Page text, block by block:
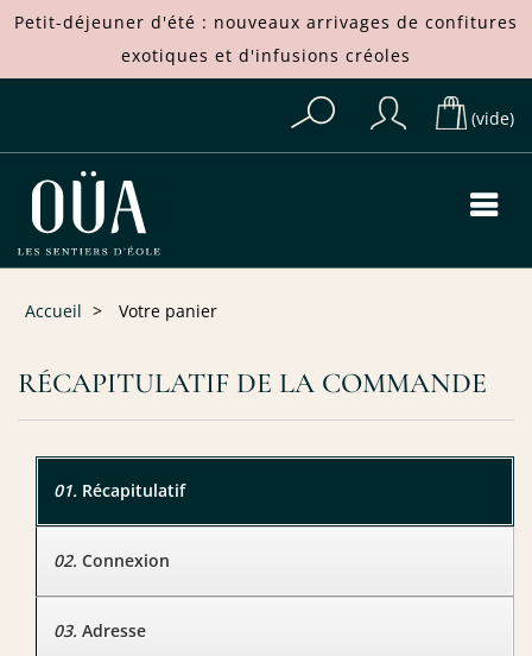
Petit-déjeuner d'été : nouveaux arrivages de confitures
exotiques et d'infusions créoles
(vide)
Accueil > Votre panier
RÉCAPITULATIF DE LA COMMANDE
01. Récapitulatif
02. Connexion
03. Adresse